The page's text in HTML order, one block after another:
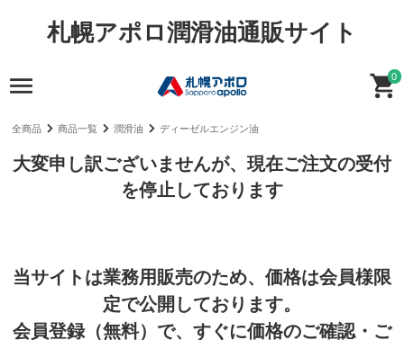
札幌アポロ潤滑油通販サイト
0
全商品 商品一覧 潤滑油 ディーゼルエンジン油
大変申し訳ございませんが、現在ご注文の受付
を停止しております
当サイトは業務用販売のため、価格は会員様限
定で公開しております。
会員登録（無料）で、すぐに価格のご確認・ご